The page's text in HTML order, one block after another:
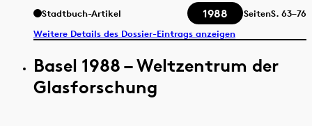
Stadtbuch-Artikel 1988 SeitenS. 63–76
Weitere Details des Dossier-Eintrags anzeigen
Basel 1988 – Weltzentrum der
Glasforschung